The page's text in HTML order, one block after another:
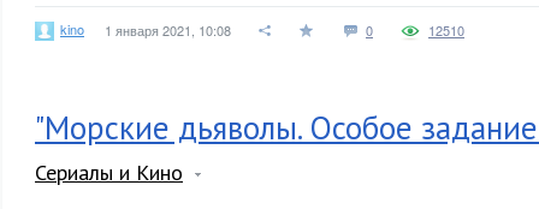
kino 1 января 2021, 10:08 0 12510
"Морские дьяволы. Особое
Сериалы и Кино